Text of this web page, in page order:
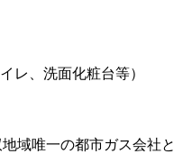
レ、洗面化粧台等）
域唯一の都市ガス会社と